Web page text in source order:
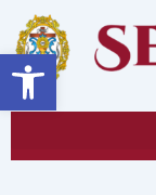
Abrir barra de
contenido